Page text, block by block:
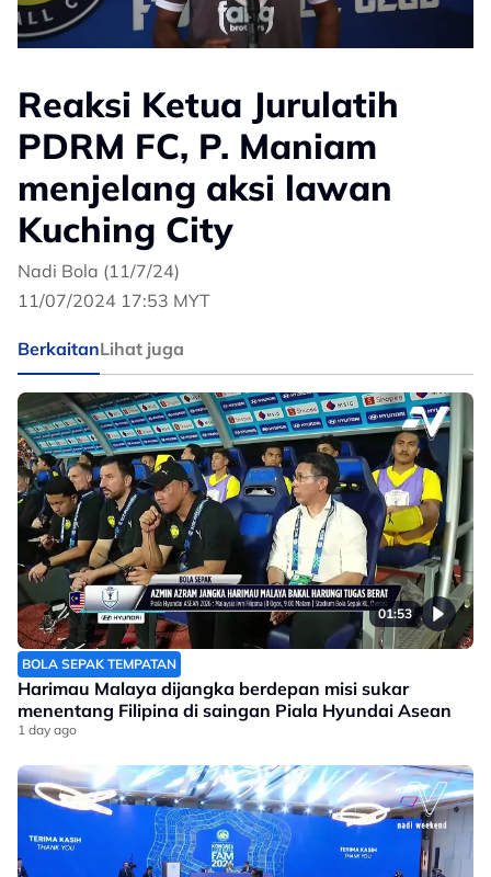
Reaksi Ketua Jurulatih
PDRM FC, P. Maniam
menjelang aksi lawan
Kuching City
Nadi Bola (11/7/24)
11/07/2024 17:53 MYT
BerkaitanLihat juga
01:53
BOLA SEPAK TEMPATAN
Harimau Malaya dijangka berdepan misi sukar
menentang Filipina di saingan Piala Hyundai Asean
1 day ago